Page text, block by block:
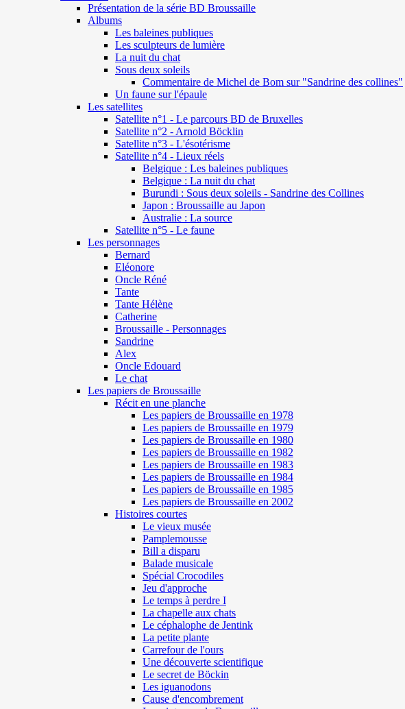
Présentation de la série BD Broussaille
Albums
Les baleines publiques
Les sculpteurs de lumière
La nuit du chat
Sous deux soleils
Commentaire de Michel de Bom sur "Sandrine des collines"
Un faune sur l'épaule
Les satellites
Satellite n°1 - Le parcours BD de Bruxelles
Satellite n°2 - Arnold Böcklin
Satellite n°3 - L'ésotérisme
Satellite n°4 - Lieux réels
Belgique : Les baleines publiques
Belgique : La nuit du chat
Burundi : Sous deux soleils - Sandrine des Collines
Japon : Broussaille au Japon
Australie : La source
Satellite n°5 - Le faune
Les personnages
Bernard
Eléonore
Oncle Réné
Tante
Tante Hélène
Catherine
Broussaille - Personnages
Sandrine
Alex
Oncle Edouard
Le chat
Les papiers de Broussaille
Récit en une planche
Les papiers de Broussaille en 1978
Les papiers de Broussaille en 1979
Les papiers de Broussaille en 1980
Les papiers de Broussaille en 1982
Les papiers de Broussaille en 1983
Les papiers de Broussaille en 1984
Les papiers de Broussaille en 1985
Les papiers de Broussaille en 2002
Histoires courtes
Le vieux musée
Pamplemousse
Bill a disparu
Balade musicale
Spécial Crocodiles
Jeu d'approche
Le temps à perdre I
La chapelle aux chats
Le céphalophe de Jentink
La petite plante
Carrefour de l'ours
Une découverte scientifique
Le secret de Böckin
Les iguanodons
Cause d'encombrement